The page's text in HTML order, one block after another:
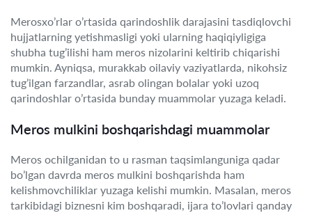
Merosxo’rlar o’rtasida qarindoshlik darajasini tasdiqlovchi
hujjatlarning yetishmasligi yoki ularning haqiqiyligiga
shubha tug’ilishi ham meros nizolarini keltirib chiqarishi
mumkin. Ayniqsa, murakkab oilaviy vaziyatlarda, nikohsiz
tug’ilgan farzandlar, asrab olingan bolalar yoki uzoq
qarindoshlar o’rtasida bunday muammolar yuzaga keladi.
Meros mulkini boshqarishdagi muammolar
Meros ochilganidan to u rasman taqsimlanguniga qadar
bo’lgan davrda meros mulkini boshqarishda ham
kelishmovchiliklar yuzaga kelishi mumkin. Masalan, meros
tarkibidagi biznesni kim boshqaradi, ijara to’lovlari qanday